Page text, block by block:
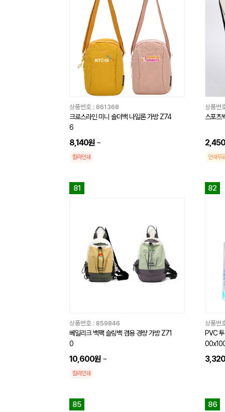
상품번호 : 861368
크로스라인 미니 숄더백 나일론 가방 Z74
6
8,140원 ~
칼라인쇄
상품번
스포츠
인쇄무
81
상품번호 : 859846
베일리크 백팩 슬링백 겸용 경량 가방 Z71
0
10,600원 ~
칼라인쇄
82
상품번
PVC
85 86